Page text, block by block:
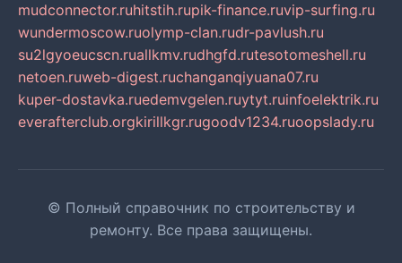
mudconnector.ruhitstih.rupik-finance.ruvip-surfing.ru
wundermoscow.ruolymp-clan.rudr-pavlush.ru
su2lgyoeucscn.ruallkmv.rudhgfd.rutesotomeshell.ru
netoen.ruweb-digest.ruchanganqiyuana07.ru
kuper-dostavka.ruedemvgelen.ruytyt.ruinfoelektrik.ru
everafterclub.orgkirillkgr.rugoodv1234.ruoopslady.ru
© Полный справочник по строительству и
ремонту. Все права защищены.